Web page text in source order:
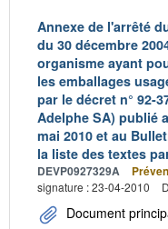
Annexe de l'arrêté
du 30 décembre
organisme ayant
les emballages
par le décret n° 92-
Adelphe SA) publié
mai 2010 et au
la liste des textes
DEVP0927329A
signature : 23-04-2010
Document